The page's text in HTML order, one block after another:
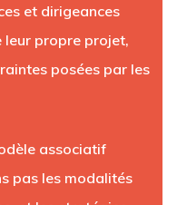
et dirigeances
leur propre projet,
posées par les
associatif
pas les modalités